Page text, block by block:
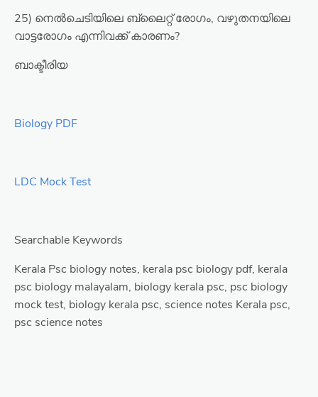
25) നെൽചെടിയിലെ ബ്ലൈറ്റ് രോഗം, വഴുതനയിലെ
വാട്ടരോഗം എന്നിവക്ക് കാരണം?
ബാക്ടീരിയ
Biology PDF
LDC Mock Test
Searchable Keywords
Kerala Psc biology notes, kerala psc biology pdf, kerala
psc biology malayalam, biology kerala psc, psc biology
mock test, biology kerala psc, science notes Kerala psc,
psc science notes